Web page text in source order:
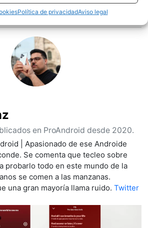
Política de privacidadAviso legal
en ProAndroid desde 2020.
| Apasionado de ese Androide
Se comenta que tecleo sobre
probarlo todo en este mundo de la
se comen a las manzanas.
una gran mayoría llama ruido. Twitter